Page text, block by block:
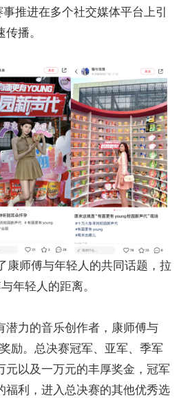
推进在多个社交媒体平台上引
播。
康师傅与年轻人的共同话题，拉
年轻人的距离。
潜力的音乐创作者，康师傅与
励。总决赛冠军、亚军、季军
元以及一万元的丰厚奖金，冠军
福利，进入总决赛的其他优秀选